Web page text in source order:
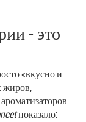
- это
«вкусно и
жиров,
показало: